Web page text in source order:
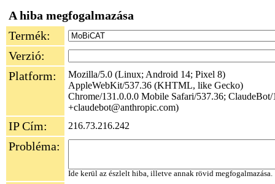
A hiba megfogalmazása
Termék:
Verzió:
Platform:
Mozilla/5.0 (Linux; Android 14; Pixel 8)
AppleWebKit/537.36 (KHTML, like Gecko)
Chrome/131.0.0.0 Mobile Safari/537.36; ClaudeBot/
+claudebot@anthropic.com)
IP Cím: 216.73.216.242
Probléma:
Ide kerül az észlelt hiba, illetve annak rövid megfogalmazása.